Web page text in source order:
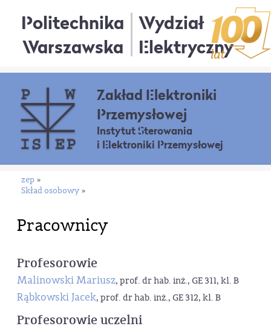
Politechnika
Warszawska
Wydział
Elektryczny
Zakład Elektroniki
Przemysłowej
Instytut Sterowania
i Elektroniki Przemysłowej
zep »
Skład osobowy »
Pracownicy
Profesorowie
Malinowski Mariusz, prof. dr hab. inż., GE 311, kl. B
Rąbkowski Jacek, prof. dr hab. inż., GE 312, kl. B
Profesorowie uczelni